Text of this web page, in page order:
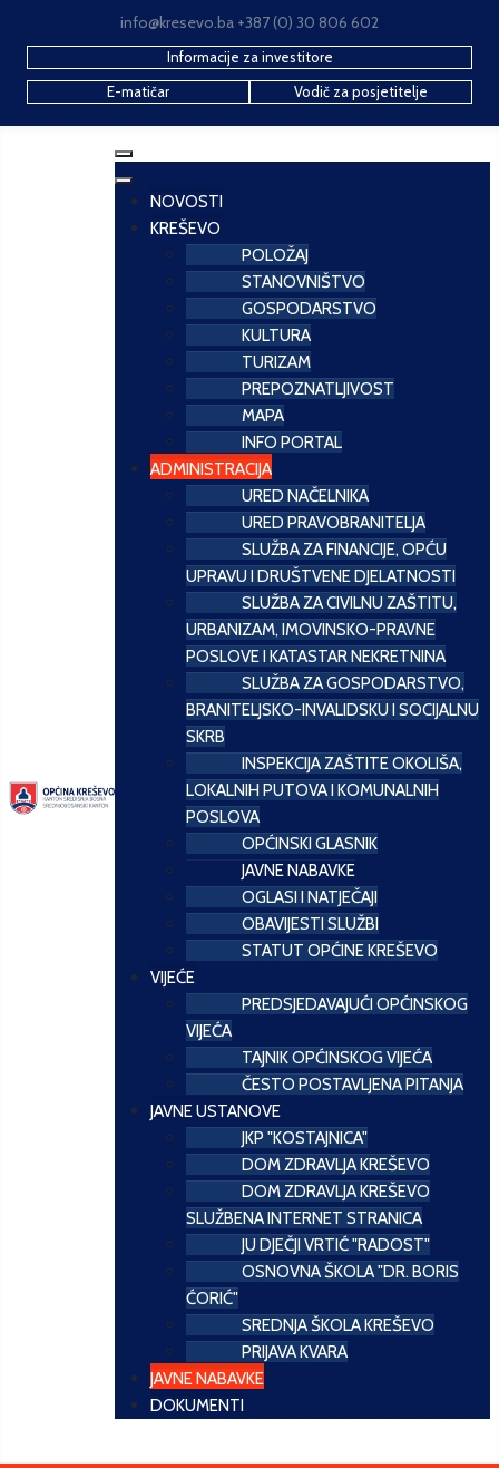
info@kresevo.ba +387 (0) 30 806 602
Informacije za investitore
E-matičar
Vodič za posjetitelje
NOVOSTI
KREŠEVO
POLOŽAJ
STANOVNIŠTVO
GOSPODARSTVO
KULTURA
TURIZAM
PREPOZNATLJIVOST
MAPA
INFO PORTAL
ADMINISTRACIJA
URED NAČELNIKA
URED PRAVOBRANITELJA
SLUŽBA ZA FINANCIJE, OPĆU
UPRAVU I DRUŠTVENE DJELATNOSTI
SLUŽBA ZA CIVILNU ZAŠTITU,
URBANIZAM, IMOVINSKO-PRAVNE
POSLOVE I KATASTAR NEKRETNINA
SLUŽBA ZA GOSPODARSTVO,
BRANITELJSKO-INVALIDSKU I SOCIJALNU
SKRB
INSPEKCIJA ZAŠTITE OKOLIŠA,
LOKALNIH PUTOVA I KOMUNALNIH
POSLOVA
OPĆINSKI GLASNIK
JAVNE NABAVKE
OGLASI I NATJEČAJI
OBAVIJESTI SLUŽBI
STATUT OPĆINE KREŠEVO
VIJEĆE
PREDSJEDAVAJUĆI OPĆINSKOG
VIJEĆA
TAJNIK OPĆINSKOG VIJEĆA
ČESTO POSTAVLJENA PITANJA
JAVNE USTANOVE
JKP "KOSTAJNICA"
DOM ZDRAVLJA KREŠEVO
DOM ZDRAVLJA KREŠEVO
SLUŽBENA INTERNET STRANICA
JU DJEČJI VRTIĆ "RADOST"
OSNOVNA ŠKOLA "DR. BORIS
ĆORIĆ"
SREDNJA ŠKOLA KREŠEVO
PRIJAVA KVARA
JAVNE NABAVKE
DOKUMENTI